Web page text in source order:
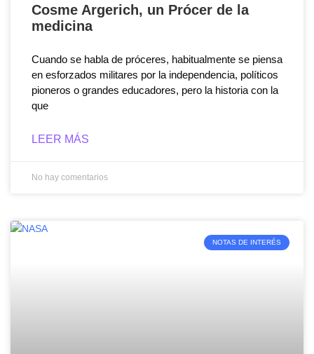
Cosme Argerich, un Prócer de la
medicina
Cuando se habla de próceres, habitualmente se piensa
en esforzados militares por la independencia, políticos
pioneros o grandes educadores, pero la historia con la
que
LEER MÁS
No hay comentarios
NOTAS DE INTERÉS